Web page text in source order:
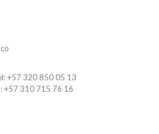
+57 320 850 05 13
+57 310 715 76 16